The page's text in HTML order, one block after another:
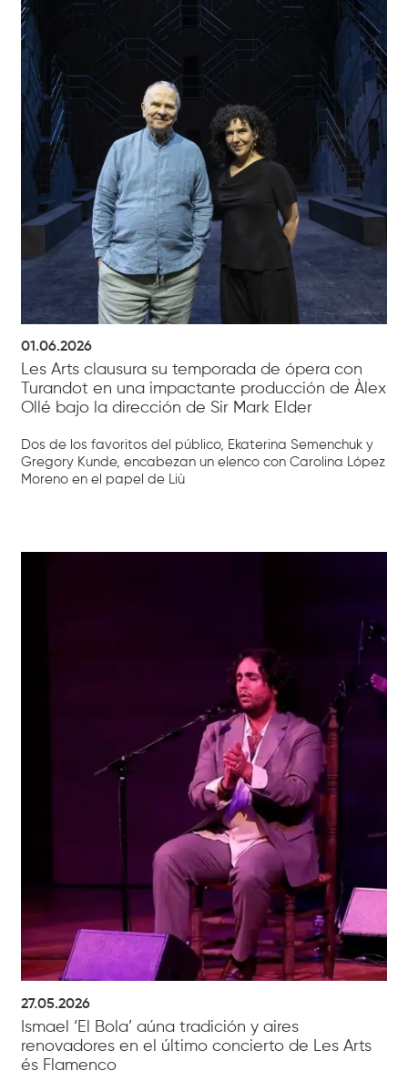
01.06.2026
Les Arts clausura su temporada de ópera con
Turandot en una impactante producción de Àlex
Ollé bajo la dirección de Sir Mark Elder
Dos de los favoritos del público, Ekaterina Semenchuk y
Gregory Kunde, encabezan un elenco con Carolina López
Moreno en el papel de Liù
27.05.2026
Ismael ‘El Bola’ aúna tradición y aires
renovadores en el último concierto de Les Arts
és Flamenco